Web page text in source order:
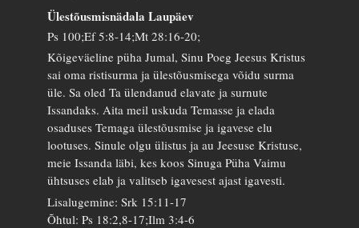
Ülestõusmisnädala Laupäev
Ps 100;Ef 5:8-14;Mt 28:16-20;
Kõigeväeline püha Jumal, Sinu Poeg Jeesus Kristus
sai oma ristisurma ja ülestõusmisega võidu surma
üle. Sa oled Ta ülendanud elavate ja surnute
Issandaks. Aita meil uskuda Temasse ja elada
osaduses Temaga ülestõusmise ja igavese elu
lootuses. Sinule olgu ülistus ja au Jeesuse Kristuse,
meie Issanda läbi, kes koos Sinuga Püha Vaimu
ühtsuses elab ja valitseb igavesest ajast igavesti.
Lisalugemine: Srk 15:11-17
Õhtul: Ps 18:2,8-17;Ilm 3:4-6